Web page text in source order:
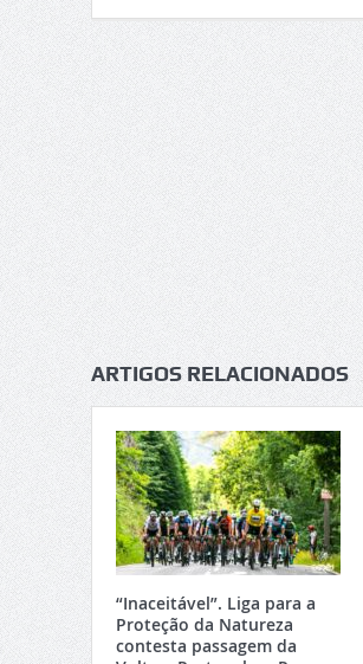
ARTIGOS RELACIONADOS
“Inaceitável”. Liga para a
Proteção da Natureza
contesta passagem da